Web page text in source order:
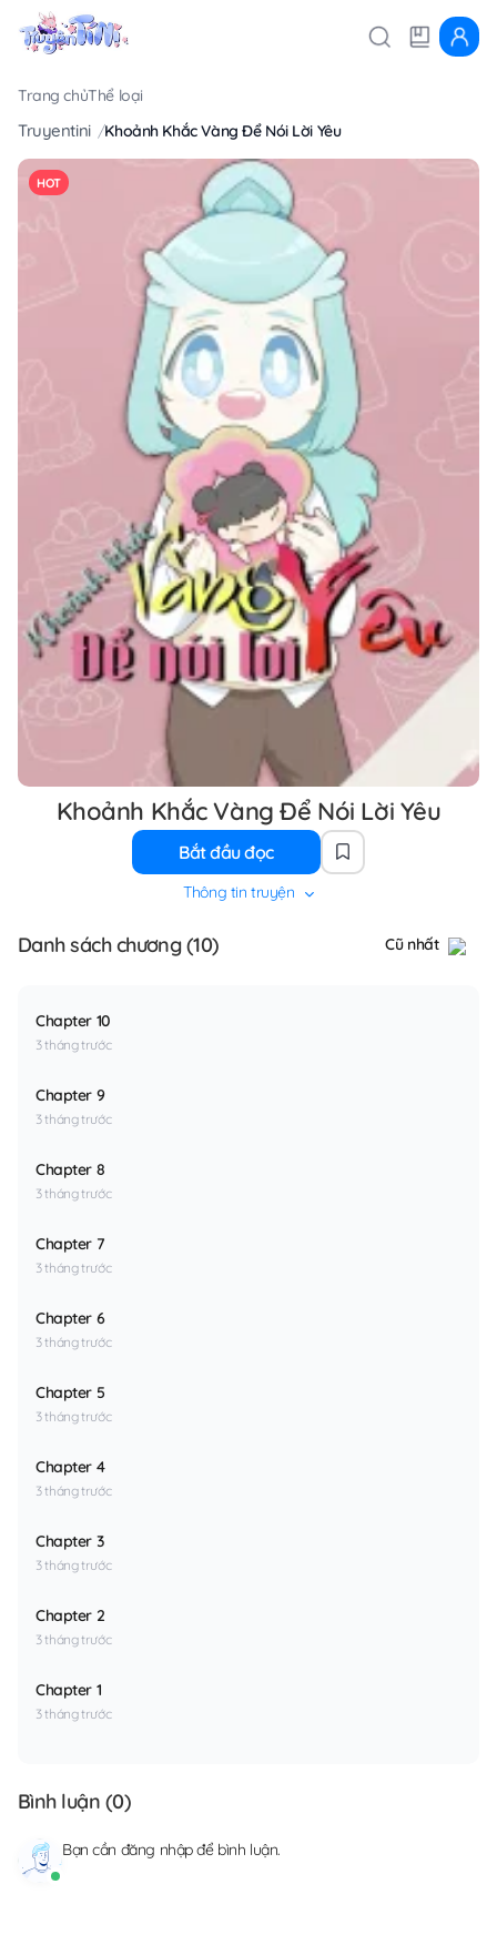
Trang chủThể loại
Truyentini Khoảnh Khắc Vàng Để Nói Lời Yêu
HOT
Khoảnh Khắc Vàng Để Nói Lời Yêu
Bắt đầu đọc
Thông tin truyện
Danh sách chương (10) Cũ nhất
Chapter 10
3 tháng trước
Chapter 9
3 tháng trước
Chapter 8
3 tháng trước
Chapter 7
3 tháng trước
Chapter 6
3 tháng trước
Chapter 5
3 tháng trước
Chapter 4
3 tháng trước
Chapter 3
3 tháng trước
Chapter 2
3 tháng trước
Chapter 1
3 tháng trước
Bình luận (0)
Bạn cần đăng nhậpđể bình luận.